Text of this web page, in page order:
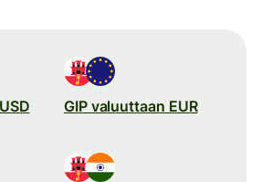
GIP valuuttaan EUR